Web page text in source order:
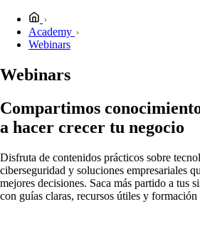
Academy
Webinars
Webinars
Compartimos
a hacer crecer tu negocio
Disfruta de contenidos prácticos sobre
ciberseguridad y soluciones empresariales
mejores decisiones. Saca más partido a tus
con guías claras, recursos útiles y formación